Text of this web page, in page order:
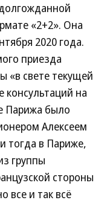
«2+2». Она
2020 года.
приезда
«в свете текущей
консультаций на
Парижа было
Алексеем
тогда в Париже,
группы
стороны
все и так всё